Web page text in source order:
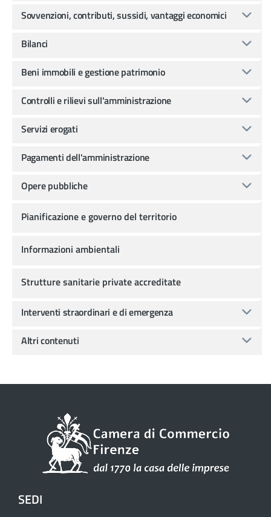
Sovvenzioni, contributi, sussidi, vantaggi economici
Bilanci
Beni immobili e gestione patrimonio
Controlli e rilievi sull'amministrazione
Servizi erogati
Pagamenti dell'amministrazione
Opere pubbliche
Pianificazione e governo del territorio
Informazioni ambientali
Strutture sanitarie private accreditate
Interventi straordinari e di emergenza
Altri contenuti
SEDI